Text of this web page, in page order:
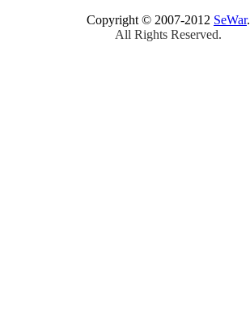
Copyright © 2007-2012 SeWar.
All Rights Reserved.